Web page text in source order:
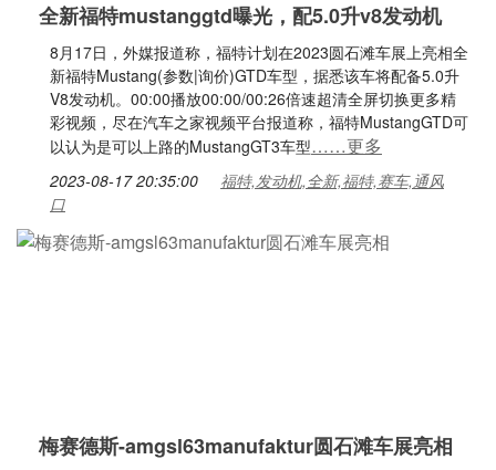
全新福特mustanggtd曝光，配5.0升v8发动机
8月17日，外媒报道称，福特计划在2023圆石滩车展上亮相全
新福特Mustang(参数|询价)GTD车型，据悉该车将配备5.0升
V8发动机。00:00播放00:00/00:26倍速超清全屏切换更多精
彩视频，尽在汽车之家视频平台报道称，福特MustangGTD可
以认为是可以上路的MustangGT3车型……更多
2023-08-17 20:35:00
福特,发动机,全新,福特,赛车,通风
口
梅赛德斯-amgsl63manufaktur圆石滩车展亮相